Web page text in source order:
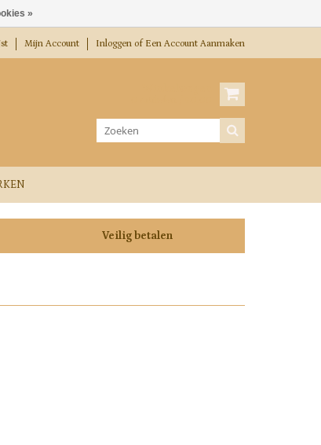
Mijn Account Inloggen of Een Account Aanmaken
Veilig betalen
»